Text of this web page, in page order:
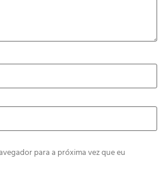
para a próxima vez que eu